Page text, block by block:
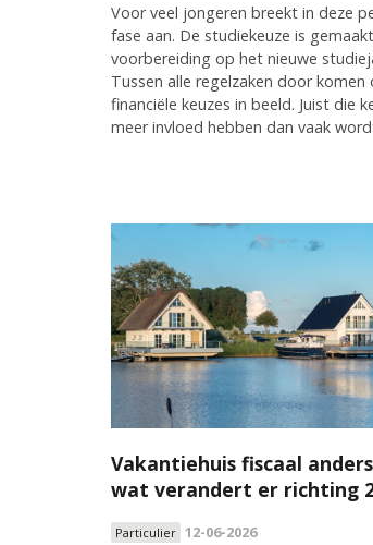
Voor veel jongeren breekt in deze
fase aan. De studiekeuze is
voorbereiding op het nieuwe
Tussen alle regelzaken door komen
financiële keuzes in beeld. Juist die
meer invloed hebben dan vaak
Vakantiehuis fiscaal
wat verandert er richting
Particulier 12-06-2026